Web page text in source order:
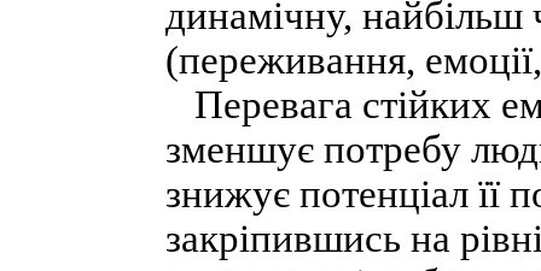
динамічну, найбільш
(переживання,
Перевага стійких
зменшує потребу
знижує потенціал її
закріпившись на